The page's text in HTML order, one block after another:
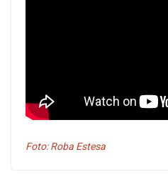
Foto: Roba Estesa